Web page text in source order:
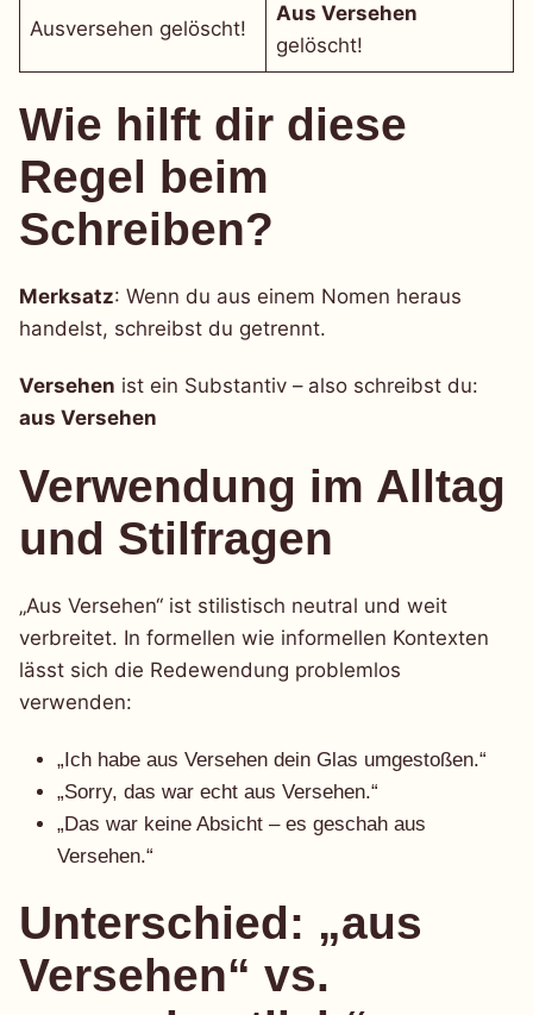
Ausversehen gelöscht!
Aus Versehen
gelöscht!
Wie hilft dir diese
Regel beim
Schreiben?
Merksatz: Wenn du aus einem Nomen heraus
handelst, schreibst du getrennt.
Versehen ist ein Substantiv – also schreibst du:
aus Versehen
Verwendung im Alltag
und Stilfragen
„Aus Versehen“ ist stilistisch neutral und weit
verbreitet. In formellen wie informellen Kontexten
lässt sich die Redewendung problemlos
verwenden:
„Ich habe aus Versehen dein Glas umgestoßen.“
„Sorry, das war echt aus Versehen.“
„Das war keine Absicht – es geschah aus
Versehen.“
Unterschied: „aus
Versehen“ vs.